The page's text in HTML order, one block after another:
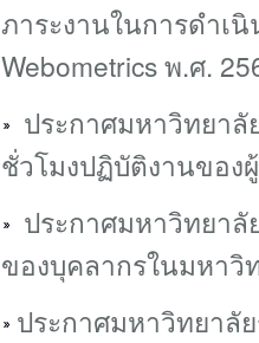
ภาระงานในการดําเ
Webometrics พ.ศ.
ประกาศมหาวิทยา
ชั่วโมงปฏิบัติงานของ
ประกาศมหาวิทยาลั
ของบุคลากรในมหาวิ
ประกาศมหาวิทยาลั